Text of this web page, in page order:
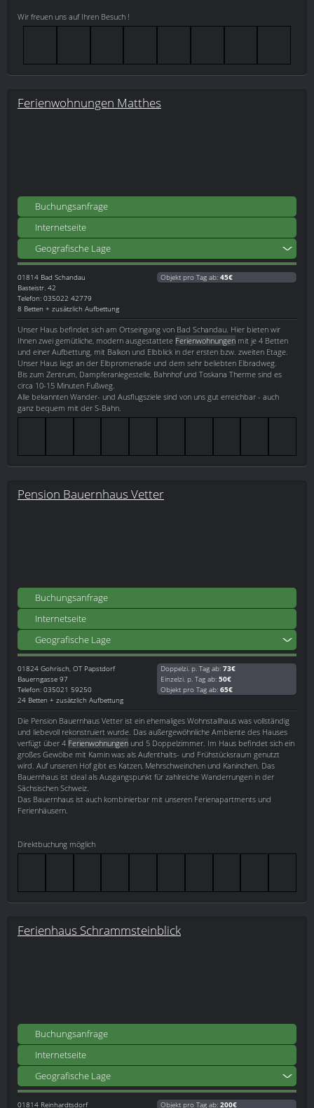
Wir freuen uns auf Ihren Besuch !
Ferienwohnungen Matthes
Buchungsanfrage
Internetseite
Geografische Lage
01814 Bad Schandau
Basteistr. 42
Telefon: 035022 42779
8 Betten + zusätzlich Aufbettung
Objekt pro Tag ab: 45€
Unser Haus befindet sich am Ortseingang von Bad Schandau. Hier bieten wir
Ihnen zwei gemütliche, modern ausgestattete Ferienwohnungen mit je 4 Betten
und einer Aufbettung, mit Balkon und Elbblick in der ersten bzw. zweiten Etage.
Unser Haus liegt an der Elbpromenade und dem sehr beliebten Elbradweg.
Bis zum Zentrum, Dampferanlegestelle, Bahnhof und Toskana Therme sind es
circa 10-15 Minuten Fußweg.
Alle bekannten Wander- und Ausflugsziele sind von uns gut erreichbar - auch
ganz bequem mit der S-Bahn.
Pension Bauernhaus Vetter
Buchungsanfrage
Internetseite
Geografische Lage
01824 Gohrisch, OT Papstdorf
Bauerngasse 97
Telefon: 035021 59250
24 Betten + zusätzlich Aufbettung
Doppelzi. p. Tag ab: 73€
Einzelzi. p. Tag ab: 50€
Objekt pro Tag ab: 65€
Die Pension Bauernhaus Vetter ist ein ehemaliges Wohnstallhaus was vollständig
und liebevoll rekonstruiert wurde. Das außergewöhnliche Ambiente des Hauses
verfügt über 4 Ferienwohnungen und 5 Doppelzimmer. Im Haus befindet sich ein
großes Gewölbe mit Kamin was als Aufenthalts- und Frühstücksraum genutzt
wird. Auf unseren Hof gibt es Katzen, Mehrschweinchen und Kaninchen. Das
Bauernhaus ist ideal als Ausgangspunkt für zahlreiche Wanderrungen in der
Sächsischen Schweiz.
Das Bauernhaus ist auch kombinierbar mit unseren Ferienapartments und
Ferienhäusern.
Direktbuchung möglich
Ferienhaus Schrammsteinblick
Buchungsanfrage
Internetseite
Geografische Lage
01814 Reinhardtsdorf Objekt pro Tag ab: 200€